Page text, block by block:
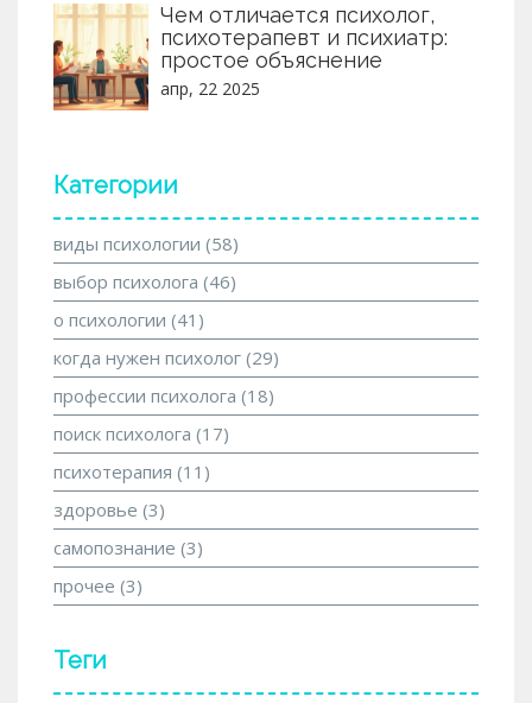
Чем отличается психолог,
психотерапевт и психиатр:
простое объяснение
апр, 22 2025
Категории
виды психологии (58)
выбор психолога (46)
о психологии (41)
когда нужен психолог (29)
профессии психолога (18)
поиск психолога (17)
психотерапия (11)
здоровье (3)
самопознание (3)
прочее (3)
Теги